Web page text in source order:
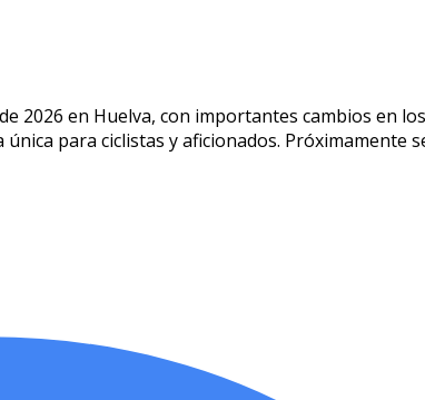
2026 en Huelva, con importantes cambios en
para ciclistas y aficionados. Próximamente